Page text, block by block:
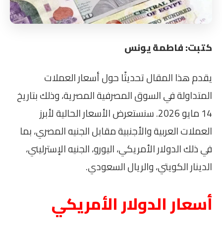
كتبت: فاطمة يونس
يقدم هذا المقال تحديثًا حول أسعار العملات
المتداولة في السوق المصرفية المصرية، وذلك بتاريخ
14 مايو 2026. سنستعرض الأسعار الحالية لأبرز
العملات العربية والأجنبية مقابل الجنيه المصري، بما
في ذلك الدولار الأمريكي، اليورو، الجنيه الإسترليني،
الدينار الكويتي، والريال السعودي.
أسعار الدولار الأمريكي